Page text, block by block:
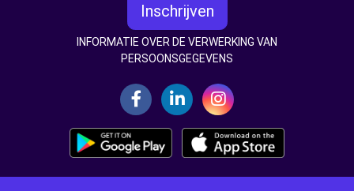
Inschrijven
INFORMATIE OVER DE VERWERKING VAN
PERSOONSGEGEVENS